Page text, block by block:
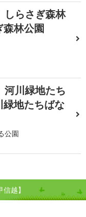
しらさぎ森林
林公園
河川緑地たち
地たちばな
公園
越】